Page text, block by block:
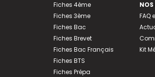
Fiches 4ème
Fiches 3ème
Fiches Bac
Fiches Brevet
Fiches Bac Français
Fiches BTS
Fiches Prépa
NOS
FAQ
Kit